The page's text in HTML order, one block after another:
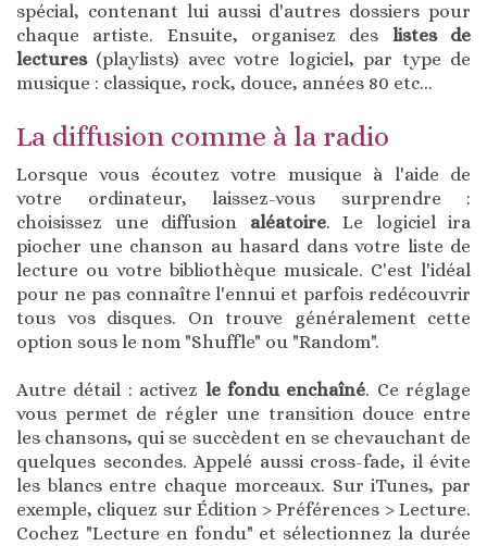
spécial, contenant lui aussi d'autres dossiers pour
chaque artiste. Ensuite, organisez des listes de
lectures (playlists) avec votre logiciel, par type de
musique : classique, rock, douce, années 80 etc...
La diffusion comme à la radio
Lorsque vous écoutez votre musique à l'aide de
votre ordinateur, laissez-vous surprendre :
choisissez une diffusion aléatoire. Le logiciel ira
piocher une chanson au hasard dans votre liste de
lecture ou votre bibliothèque musicale. C'est l'idéal
pour ne pas connaître l'ennui et parfois redécouvrir
tous vos disques. On trouve généralement cette
option sous le nom "Shuffle" ou "Random".
Autre détail : activez le fondu enchaîné. Ce réglage
vous permet de régler une transition douce entre
les chansons, qui se succèdent en se chevauchant de
quelques secondes. Appelé aussi cross-fade, il évite
les blancs entre chaque morceaux. Sur iTunes, par
exemple, cliquez sur Édition > Préférences > Lecture.
Cochez "Lecture en fondu" et sélectionnez la durée